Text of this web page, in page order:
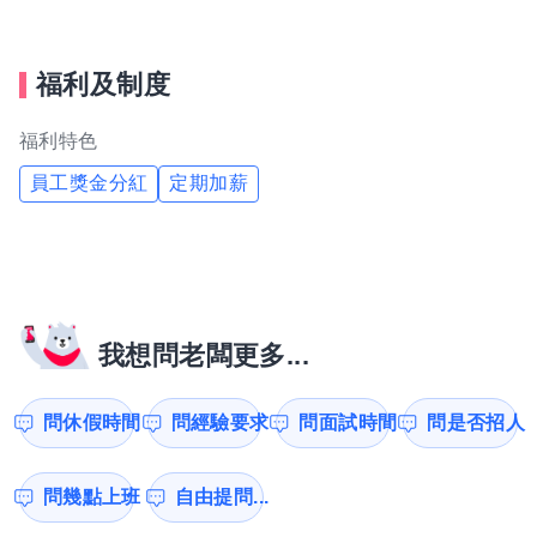
福利及制度
福利特色
員工獎金分紅 定期加薪
我想問老闆更多...
問休假時間 問經驗要求 問面試時間 問是否招人
問幾點上班 自由提問...